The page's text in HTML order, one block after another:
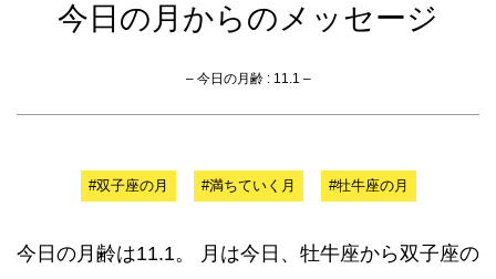
今日の月からのメッセージ
– 今日の月齢 : 11.1 –
#双子座の月 #満ちていく月 #牡牛座の月
今日の月齢は11.1。 月は今日、牡牛座から双子座の